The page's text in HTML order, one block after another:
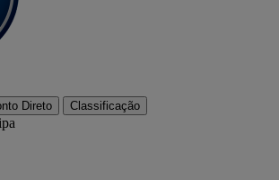
Direto Classificação